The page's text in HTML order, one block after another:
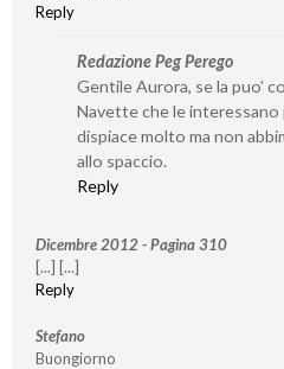
Reply
Redazione Peg Perego
Gentile Aurora, se la puo’
Navette che le interessano
dispiace molto ma non
allo spaccio.
Reply
Dicembre 2012 - Pagina 310
[...] [...]
Reply
Stefano
Buongiorno